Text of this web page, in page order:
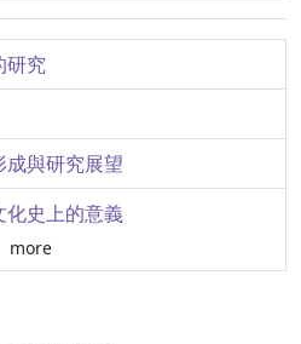
圖像史料與圖像語言─從「東方三王朝拜聖嬰」談基督教圖像語意在中古與文藝復興時代的轉化
喪葬
的〈無為＼無不為〉
象形文;木乃伊
研究
成與研究展望
化史上的意義
榷
more